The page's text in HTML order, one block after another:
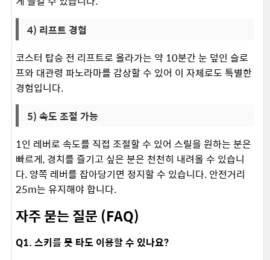
​ 4) 리프트 경험
코스터 탑승 전 리프트로 올라가는 약 10분간 눈 덮인 슬로
프와 대관령 파노라마를 감상할 수 있어 이 자체로도 특별한
경험입니다.
​ 5) 속도 조절 가능
1인 레버로 속도를 직접 조절할 수 있어 스릴을 원하는 분은
빠르게, 경치를 즐기고 싶은 분은 천천히 내려올 수 있습니
다. 양쪽 레버를 잡아당기면 정지할 수 있습니다. 안전거리
25m는 유지해야 합니다. ​
자주 묻는 질문 (FAQ)
Q1. 스키를 못 타도 이용할 수 있나요?